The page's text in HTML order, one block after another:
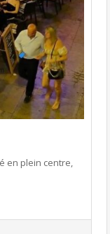
de commerce
en plein centre,